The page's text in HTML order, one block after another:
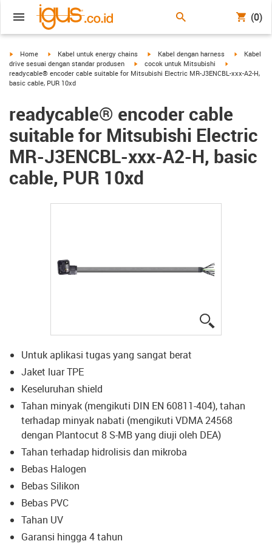
(0)
igus-icon-arrow-right
Home igus-icon-arrow-right
Kabel untuk energy chains igus-icon-arrow-right
Kabel dengan harness igus-icon-
Kabel
drive sesuai dengan standar produsen
igus-icon-arrow-right
cocok untuk Mitsubishi
readycable® encoder cable suitable for Mitsubishi Electric MR-J3ENCBL-xxx-A2-H,
basic cable, PUR 10xd
readycable® encoder cable
suitable for Mitsubishi Electric
MR-J3ENCBL-xxx-A2-H, basic
cable, PUR 10xd
Untuk aplikasi tugas yang sangat berat
Jaket luar TPE
Keseluruhan shield
Tahan minyak (mengikuti DIN EN 60811-404), tahan
terhadap minyak nabati (mengikuti VDMA 24568
dengan Plantocut 8 S-MB yang diuji oleh DEA)
Tahan terhadap hidrolisis dan mikroba
Bebas Halogen
Bebas Silikon
Bebas PVC
Tahan UV
Garansi hingga 4 tahun